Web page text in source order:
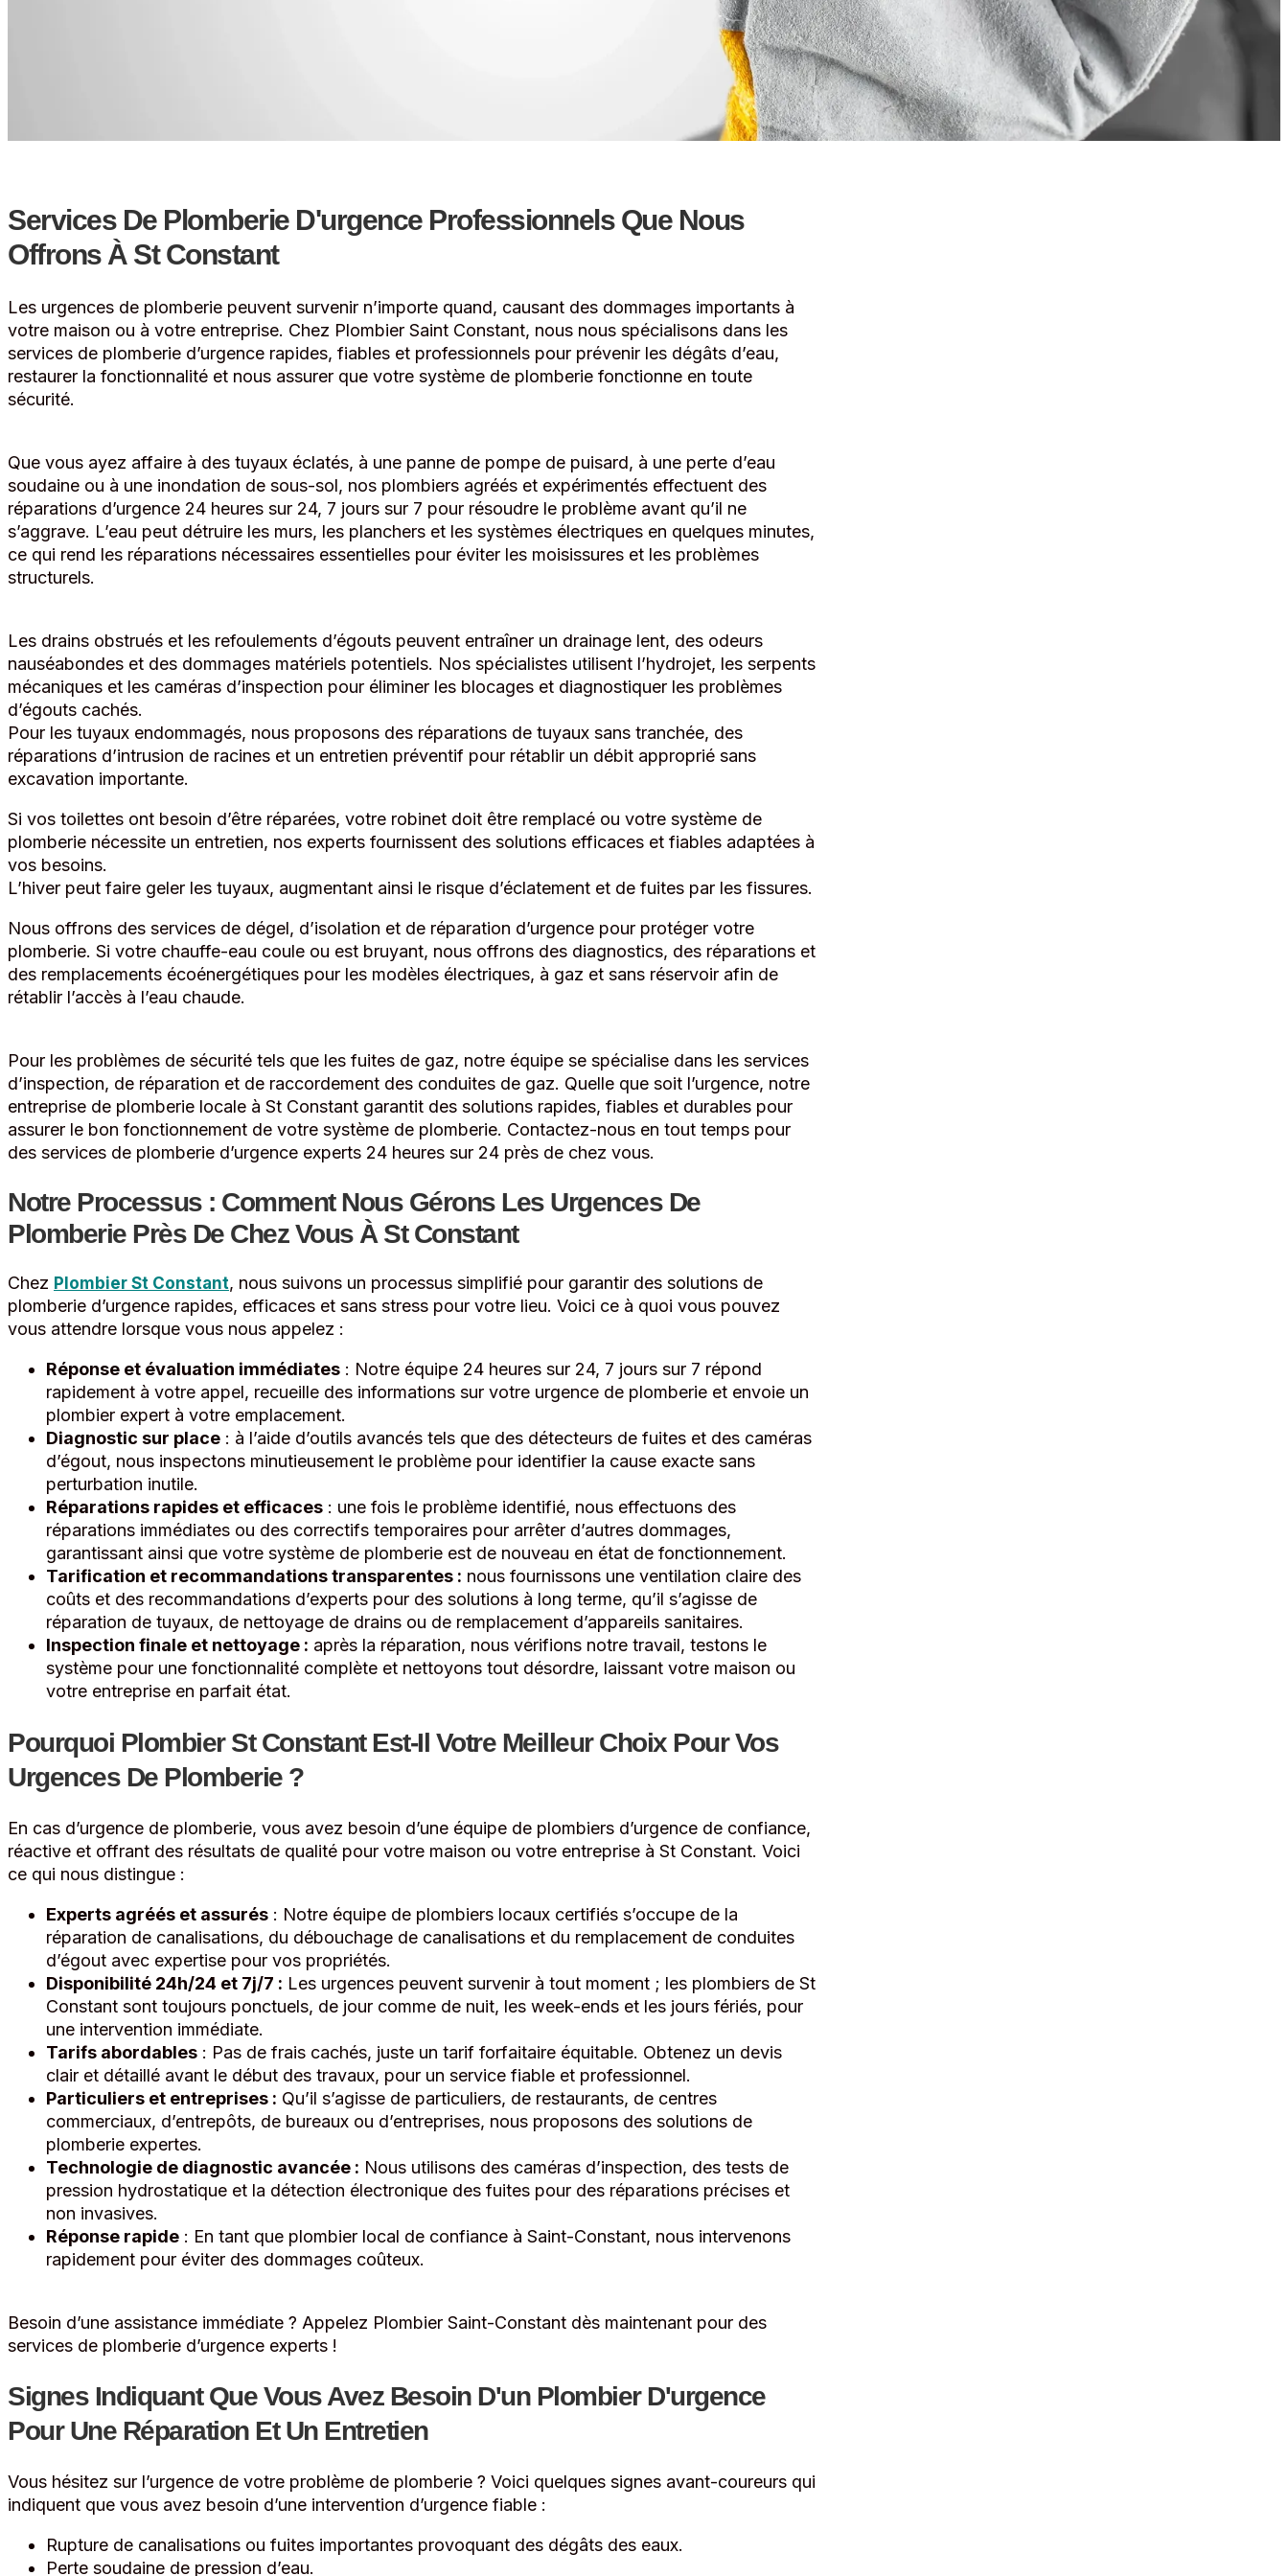
Services De Plomberie D'urgence Professionnels Que Nous
Offrons À St Constant
Les urgences de plomberie peuvent survenir n’importe quand, causant des dommages importants à
votre maison ou à votre entreprise. Chez Plombier Saint Constant, nous nous spécialisons dans les
services de plomberie d’urgence rapides, fiables et professionnels pour prévenir les dégâts d’eau,
restaurer la fonctionnalité et nous assurer que votre système de plomberie fonctionne en toute
sécurité.
Que vous ayez affaire à des tuyaux éclatés, à une panne de pompe de puisard, à une perte d’eau
soudaine ou à une inondation de sous-sol, nos plombiers agréés et expérimentés effectuent des
réparations d’urgence 24 heures sur 24, 7 jours sur 7 pour résoudre le problème avant qu’il ne
s’aggrave. L’eau peut détruire les murs, les planchers et les systèmes électriques en quelques minutes,
ce qui rend les réparations nécessaires essentielles pour éviter les moisissures et les problèmes
structurels.
Les drains obstrués et les refoulements d’égouts peuvent entraîner un drainage lent, des odeurs
nauséabondes et des dommages matériels potentiels. Nos spécialistes utilisent l’hydrojet, les serpents
mécaniques et les caméras d’inspection pour éliminer les blocages et diagnostiquer les problèmes
d’égouts cachés.
Pour les tuyaux endommagés, nous proposons des réparations de tuyaux sans tranchée, des
réparations d’intrusion de racines et un entretien préventif pour rétablir un débit approprié sans
excavation importante.
Si vos toilettes ont besoin d’être réparées, votre robinet doit être remplacé ou votre système de
plomberie nécessite un entretien, nos experts fournissent des solutions efficaces et fiables adaptées à
vos besoins.
L’hiver peut faire geler les tuyaux, augmentant ainsi le risque d’éclatement et de fuites par les fissures.
Nous offrons des services de dégel, d’isolation et de réparation d’urgence pour protéger votre
plomberie. Si votre chauffe-eau coule ou est bruyant, nous offrons des diagnostics, des réparations et
des remplacements écoénergétiques pour les modèles électriques, à gaz et sans réservoir afin de
rétablir l’accès à l’eau chaude.
Pour les problèmes de sécurité tels que les fuites de gaz, notre équipe se spécialise dans les services
d’inspection, de réparation et de raccordement des conduites de gaz. Quelle que soit l’urgence, notre
entreprise de plomberie locale à St Constant garantit des solutions rapides, fiables et durables pour
assurer le bon fonctionnement de votre système de plomberie. Contactez-nous en tout temps pour
des services de plomberie d’urgence experts 24 heures sur 24 près de chez vous.
Notre Processus : Comment Nous Gérons Les Urgences De
Plomberie Près De Chez Vous À St Constant
Chez Plombier St Constant, nous suivons un processus simplifié pour garantir des solutions de
plomberie d’urgence rapides, efficaces et sans stress pour votre lieu. Voici ce à quoi vous pouvez
vous attendre lorsque vous nous appelez :
Réponse et évaluation immédiates : Notre équipe 24 heures sur 24, 7 jours sur 7 répond
rapidement à votre appel, recueille des informations sur votre urgence de plomberie et envoie un
plombier expert à votre emplacement.
Diagnostic sur place : à l’aide d’outils avancés tels que des détecteurs de fuites et des caméras
d’égout, nous inspectons minutieusement le problème pour identifier la cause exacte sans
perturbation inutile.
Réparations rapides et efficaces : une fois le problème identifié, nous effectuons des
réparations immédiates ou des correctifs temporaires pour arrêter d’autres dommages,
garantissant ainsi que votre système de plomberie est de nouveau en état de fonctionnement.
Tarification et recommandations transparentes : nous fournissons une ventilation claire des
coûts et des recommandations d’experts pour des solutions à long terme, qu’il s’agisse de
réparation de tuyaux, de nettoyage de drains ou de remplacement d’appareils sanitaires.
Inspection finale et nettoyage : après la réparation, nous vérifions notre travail, testons le
système pour une fonctionnalité complète et nettoyons tout désordre, laissant votre maison ou
votre entreprise en parfait état.
Pourquoi Plombier St Constant Est-Il Votre Meilleur Choix Pour Vos
Urgences De Plomberie ?
En cas d’urgence de plomberie, vous avez besoin d’une équipe de plombiers d’urgence de confiance,
réactive et offrant des résultats de qualité pour votre maison ou votre entreprise à St Constant. Voici
ce qui nous distingue :
Experts agréés et assurés : Notre équipe de plombiers locaux certifiés s’occupe de la
réparation de canalisations, du débouchage de canalisations et du remplacement de conduites
d’égout avec expertise pour vos propriétés.
Disponibilité 24h/24 et 7j/7 : Les urgences peuvent survenir à tout moment ; les plombiers de St
Constant sont toujours ponctuels, de jour comme de nuit, les week-ends et les jours fériés, pour
une intervention immédiate.
Tarifs abordables : Pas de frais cachés, juste un tarif forfaitaire équitable. Obtenez un devis
clair et détaillé avant le début des travaux, pour un service fiable et professionnel.
Particuliers et entreprises : Qu’il s’agisse de particuliers, de restaurants, de centres
commerciaux, d’entrepôts, de bureaux ou d’entreprises, nous proposons des solutions de
plomberie expertes.
Technologie de diagnostic avancée : Nous utilisons des caméras d’inspection, des tests de
pression hydrostatique et la détection électronique des fuites pour des réparations précises et
non invasives.
Réponse rapide : En tant que plombier local de confiance à Saint-Constant, nous intervenons
rapidement pour éviter des dommages coûteux.
Besoin d’une assistance immédiate ? Appelez Plombier Saint-Constant dès maintenant pour des
services de plomberie d’urgence experts !
Signes Indiquant Que Vous Avez Besoin D'un Plombier D'urgence
Pour Une Réparation Et Un Entretien
Vous hésitez sur l’urgence de votre problème de plomberie ? Voici quelques signes avant-coureurs qui
indiquent que vous avez besoin d’une intervention d’urgence fiable :
Rupture de canalisations ou fuites importantes provoquant des dégâts des eaux.
Perte soudaine de pression d’eau.